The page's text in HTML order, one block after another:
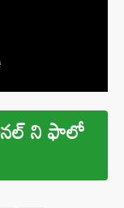
ని ఫాలో